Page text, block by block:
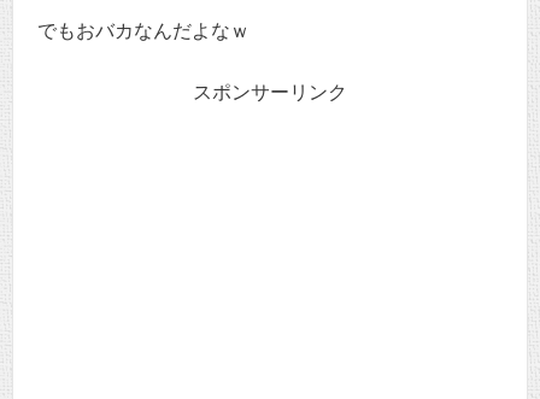
でもおバカなんだよなｗ
スポンサーリンク